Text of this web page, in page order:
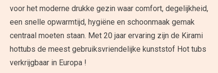
voor het moderne drukke gezin waar comfort, degelijkheid,
een snelle opwarmtijd, hygiëne en schoonmaak gemak
centraal moeten staan. Met 20 jaar ervaring zijn de Kirami
hottubs de meest gebruiksvriendelijke kunststof Hot tubs
verkrijgbaar in Europa !